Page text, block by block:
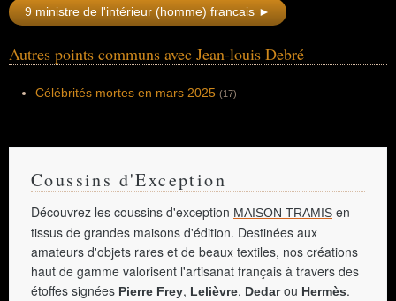
9 ministre de l'intérieur (homme) francais ►
Autres points communs avec Jean-louis Debré
Célébrités mortes en mars 2025 (17)
Coussins d'Exception
Découvrez les coussins d'exception MAISON TRAMIS en
tissus de grandes maisons d'édition. Destinées aux
amateurs d'objets rares et de beaux textiles, nos créations
haut de gamme valorisent l'artisanat français à travers des
étoffes signées Pierre Frey, Lelièvre, Dedarou Hermès.